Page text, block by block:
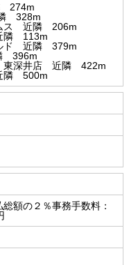
274m
328m
ムス 近隣 206m
隣 113m
ド 近隣 379m
396m
東深井店 近隣 422m
隣 500m
額の２％事務手数料：